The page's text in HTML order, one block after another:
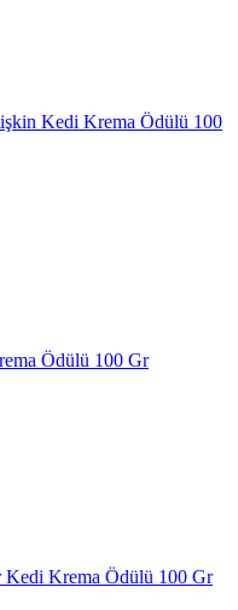
Kedi Krema Ödülü 100
Ödülü 100 Gr
Kedi Krema Ödülü 100 Gr